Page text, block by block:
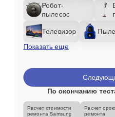
Робот-
пылесос
Телевизор
Показать еще
По окончанию
Расчет стоимости
ремонта Samsung
Расчет
ремонта